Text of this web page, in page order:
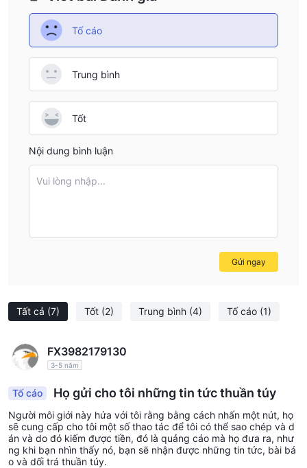
Tất cả (7) Tốt (2) Trung bình (4) Tố cáo (1)
FX3982179130
3-5 năm
Tố cáo Họ gửi cho tôi những tin tức thuần túy
Người môi giới này hứa với tôi rằng bằng cách nhấn một nút, họ
sẽ cung cấp cho tôi một số thao tác để tôi có thể sao chép và d
án và do đó kiếm được tiền, đó là quảng cáo mà họ đưa ra, như
ng khi bạn nhìn thấy nó, bạn sẽ nhận được những tin tức, bài bá
o và dối trá thuần túy.
Tố cáo
Trung bình
Tốt
Nội dung bình luận
Vui lòng nhập...
Gửi ngay